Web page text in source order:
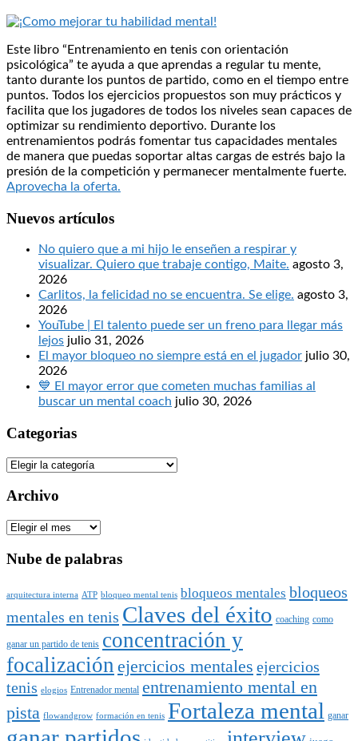
Este libro “Entrenamiento en tenis con orientación
psicológica” te ayuda a que aprendas a regular tu mente,
tanto durante los puntos de partido, como en el tiempo entre
puntos. Todos los ejercicios propuestos son muy prácticos y
facilita que los jugadores de todos los niveles sean capaces de
optimizar su rendimiento deportivo. Durante los
entrenamientos podrás fomentar tus capacidades mentales
de manera que puedas soportar altas cargas de estrés bajo la
presión de la competición y permanecer mentalmente fuerte.
Aprovecha la oferta.
Nuevos artículos
No quiero que a mi hijo le enseñen a respirar y
visualizar. Quiero que trabaje contigo, Maite. agosto 3,
2026
Carlitos, la felicidad no se encuentra. Se elige. agosto 3,
2026
YouTube | El talento puede ser un freno para llegar más
lejos julio 31, 2026
El mayor bloqueo no siempre está en el jugador julio 30,
2026
💙 El mayor error que cometen muchas familias al
buscar un mental coach julio 30, 2026
Categorias
Categorias
Archivo
Archivo
Nube de palabras
arquitectura interna ATP bloqueo mental tenis bloqueos mentales bloqueos
mentales en tenis Claves del éxito coaching como
ganar un partido de tenis concentración y
focalización ejercicios mentales ejercicios
tenis elogios Entrenador mental entrenamiento mental en
pista flowandgrow formación en tenis Fortaleza mental ganar